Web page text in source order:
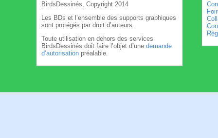
BirdsDessinés, Copyright 2014
Les BDs et l’ensemble des supports graphiques
sont protégés par droit d’auteurs.
Toute utilisation en dehors des services
BirdsDessinés doit faire l’objet d’une demande
d’autorisation préalable.